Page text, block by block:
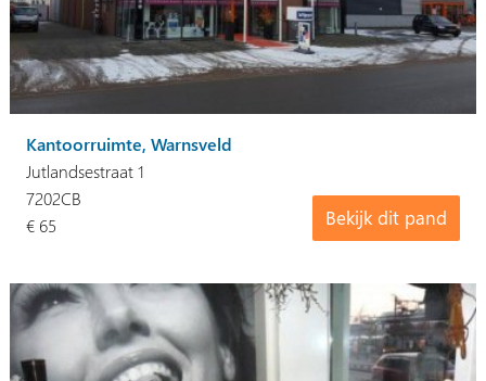
Kantoorruimte, Warnsveld
Jutlandsestraat 1
Bekijk dit pand
7202CB
€ 65